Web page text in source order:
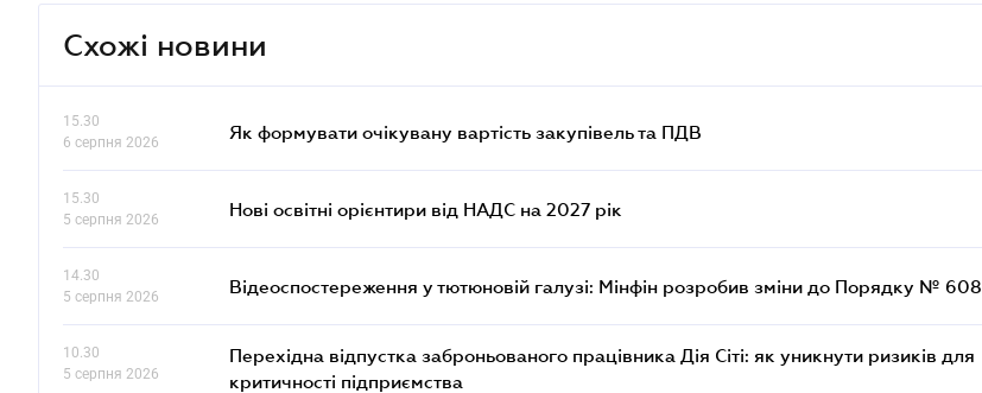
Схожі новини
15.30
6 серпня 2026
Як формувати очікувану вартість закупівель та ПДВ
15.30
5 серпня 2026
Нові освітні орієнтири від НАДС на 2027 рік
14.30
5 серпня 2026
Відеоспостереження у тютюновій галузі: Мінфін розробив зміни до Порядку № 608
10.30
5 серпня 2026
Перехідна відпустка заброньованого працівника Дія Сіті: як уникнути ризиків для
критичності підприємства